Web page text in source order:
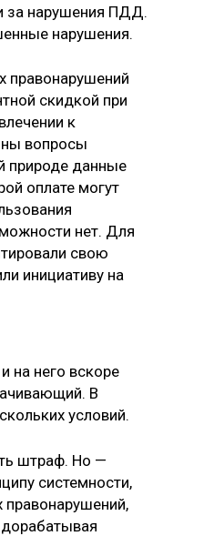
за нарушения ПДД.
нарушения.
правонарушений
скидкой при
к
вопросы
природе данные
оплате могут
нет. Для
свою
инициативу на
на него вскоре
В
условий.
штраф. Но —
системности,
правонарушений,